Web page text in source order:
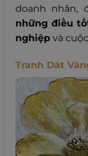
doanh nhân,
những điều
nghiệp và
Tranh Dát